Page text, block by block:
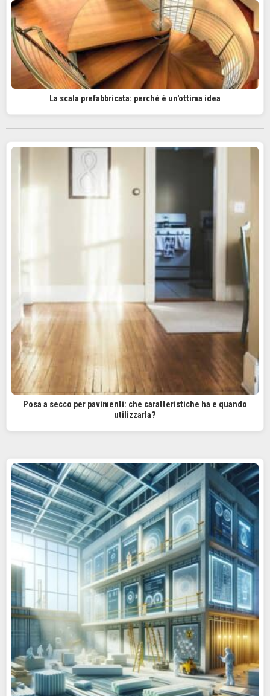
La scala prefabbricata: perché è un'ottima idea
Posa a secco per pavimenti: che caratteristiche ha e quando
utilizzarla?